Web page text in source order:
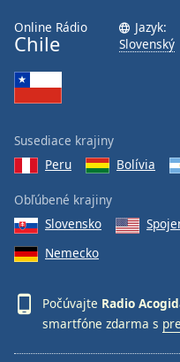
Reset
Done
Modal
End
dialog
window.
Online Rádio
Chile
Jazyk:
Slovenský
Susediace krajiny
Peru
Bolívia
Obľúbené krajiny
Slovensko
Nemecko
Počúvajte Radio
smartfóne zdarma s